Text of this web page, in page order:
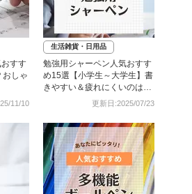
すす
おしゃ
11/10
生活雑貨・日用品
勉強用シャーペン人気おすす
め15選【小学生～大学生】書
きやすい＆疲れにくいのはど
更新日:2025/07/23